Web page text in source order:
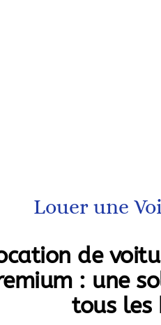
Louer une
de
: une
tous les